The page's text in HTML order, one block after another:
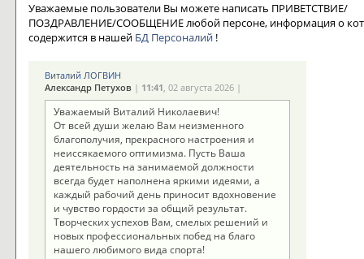
Уважаемые пользователи Вы можете написать ПРИВЕТСТВИЕ/
ПОЗДРАВЛЕНИЕ/СООБЩЕНИЕ любой персоне, информация о
содержится в нашей БД Персоналий!
Виталий ЛОГВИН
Александр Петухов| 11:41, 02 августа 2026 |
Уважаемый Виталий Николаевич!
От всей души желаю Вам неизменного
благополучия, прекрасного настроения и
неиссякаемого оптимизма. Пусть Ваша
деятельность на занимаемой должности
всегда будет наполнена яркими идеями, а
каждый рабочий день приносит вдохновение
и чувство гордости за общий результат.
Творческих успехов Вам, смелых решений и
новых профессиональных побед на благо
нашего любимого вида спорта!